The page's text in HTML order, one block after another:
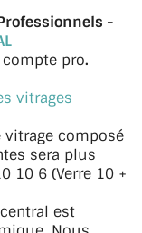
-
pro.
vitrages
vitrage composé
sera plus
10 6 (Verre 10 +
est